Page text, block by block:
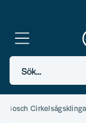
Sök...
Bosch